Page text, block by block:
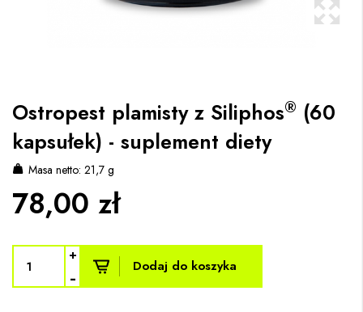
Ostropest plamisty z Siliphos® (60
kapsułek) - suplement diety
Masa netto: 21,7 g
78,00 zł
+
- Dodaj do koszyka